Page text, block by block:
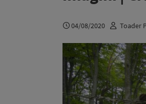
04/08/2020 Toader